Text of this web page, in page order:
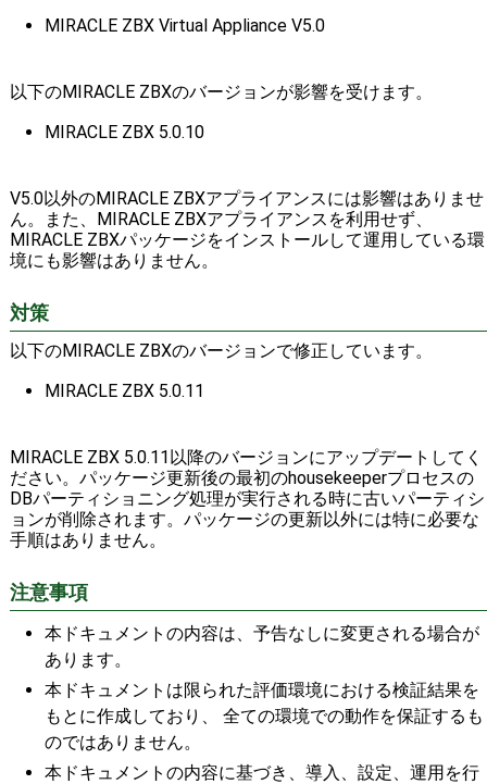
MIRACLE ZBX Virtual Appliance V5.0
以下のMIRACLE ZBXのバージョンが影響を受けます。
MIRACLE ZBX 5.0.10
V5.0以外のMIRACLE ZBXアプライアンスには影響はありませ
ん。また、MIRACLE ZBXアプライアンスを利用せず、
MIRACLE ZBXパッケージをインストールして運用している環
境にも影響はありません。
対策
以下のMIRACLE ZBXのバージョンで修正しています。
MIRACLE ZBX 5.0.11
MIRACLE ZBX 5.0.11以降のバージョンにアップデートしてく
ださい。パッケージ更新後の最初のhousekeeperプロセスの
DBパーティショニング処理が実行される時に古いパーティシ
ョンが削除されます。パッケージの更新以外には特に必要な
手順はありません。
注意事項
本ドキュメントの内容は、予告なしに変更される場合が
あります。
本ドキュメントは限られた評価環境における検証結果を
もとに作成しており、 全ての環境での動作を保証するも
のではありません。
本ドキュメントの内容に基づき、導入、設定、運用を行